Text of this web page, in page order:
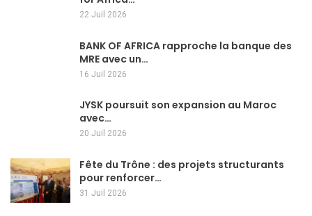
22 Juil 2026
BANK OF AFRICA rapproche la banque des
MRE avec un…
16 Juil 2026
JYSK poursuit son expansion au Maroc
avec…
20 Juil 2026
Fête du Trône : des projets structurants
pour renforcer…
31 Juil 2026